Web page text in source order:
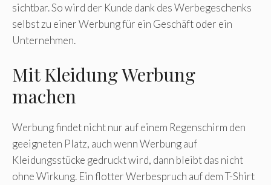
sichtbar. So wird der Kunde dank des Werbegeschenks
selbst zu einer Werbung für ein Geschäft oder ein
Unternehmen.
Mit Kleidung Werbung
machen
Werbung findet nicht nur auf einem Regenschirm den
geeigneten Platz, auch wenn Werbung auf
Kleidungsstücke gedruckt wird, dann bleibt das nicht
ohne Wirkung. Ein flotter Werbespruch auf dem T-Shirt